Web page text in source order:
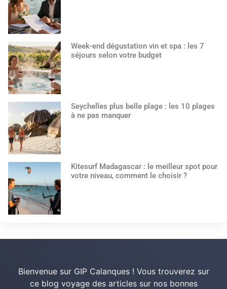
Week-end dégustation vin et spa : les 7
séjours selon votre budget
Seychelles plus belle plage : les 10 plages
à ne pas manquer
Kitesurf Madagascar : le meilleur spot pour
votre niveau, comment le choisir ?
Bienvenue sur GIP Calanques ! Vous trouverez sur
ce blog voyage des articles sur nos bonnes